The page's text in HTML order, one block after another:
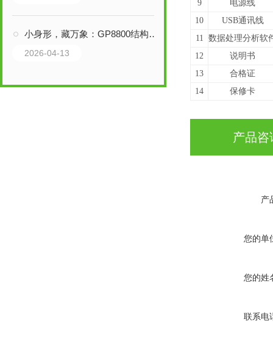
小身形，藏万象：GP8800结构雷达
2026-04-13
9
电源线
10
USB通讯线
11 数据处理分析软
12
说明书
13
合格证
14
保修卡
产品咨
产
您的单
您的姓
联系电